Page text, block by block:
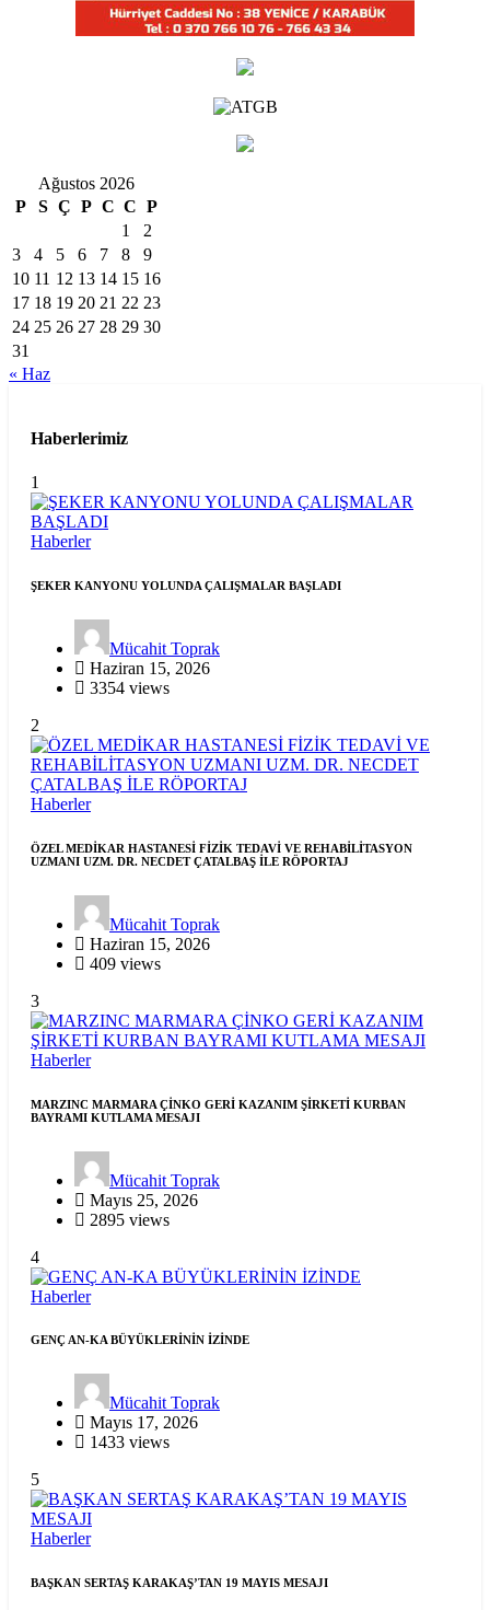
Ağustos 2026
P
S Ç P C C P
1
2
3
4 5 6 7 8
9
10 11 12 13 14 15 16
17 18 19 20 21 22 23
24 25 26 27 28 29 30
31
« Haz
Haberlerimiz
1
Haberler
ŞEKER KANYONU YOLUNDA ÇALIŞMALAR BAŞLADI
Mücahit Toprak
Haziran 15, 2026
3354 views
2
Haberler
ÖZEL MEDİKAR HASTANESİ FİZİK TEDAVİ VE REHABİLİTASYON
UZMANI UZM. DR. NECDET ÇATALBAŞ İLE RÖPORTAJ
Mücahit Toprak
Haziran 15, 2026
409 views
3
Haberler
MARZINC MARMARA ÇİNKO GERİ KAZANIM ŞİRKETİ KURBAN
BAYRAMI KUTLAMA MESAJI
Mücahit Toprak
Mayıs 25, 2026
2895 views
4
Haberler
GENÇ AN-KA BÜYÜKLERİNİN İZİNDE
Mücahit Toprak
Mayıs 17, 2026
1433 views
5
Haberler
BAŞKAN SERTAŞ KARAKAŞ’TAN 19 MAYIS MESAJI